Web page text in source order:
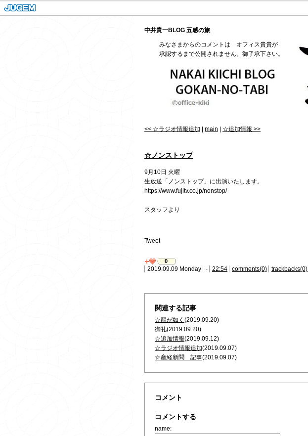
中井貴一BLOG 五感の旅
みなさまからのコメントは オフィス貴貴が
承認するまで公開されません。御了承下さい。
<< ☆ラジオ情報追加 main ☆追加情報 >>
☆ノンストップ
9月10日 火曜
生放送「ノンストップ」に出演いたします。
https://www.fujitv.co.jp/nonstop/
スタッフより
Tweet
0
2019.09.09 Monday - 22:54 comments(0) trackbacks(0)
関連する記事
☆龍が如く (2019.09.20)
御礼(2019.09.20)
☆追加情報(2019.09.12)
☆ラジオ情報追加(2019.09.07)
☆産経新聞 記事(2019.09.07)
コメント
コメントする
name: